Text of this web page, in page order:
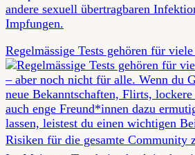
andere sexuell übertragbaren
Impfungen.
Regelmässige Tests gehören für